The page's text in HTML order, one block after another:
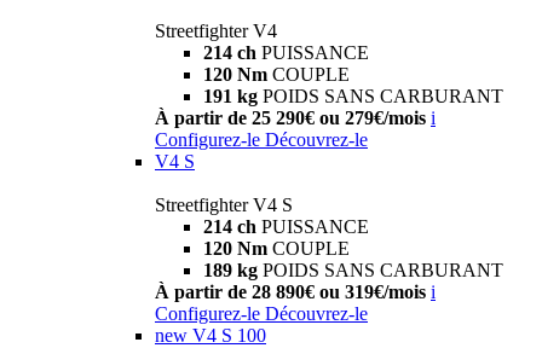
Streetfighter V4
214 ch PUISSANCE
120 Nm COUPLE
191 kg POIDS SANS CARBURANT
À partir de 25 290€ ou 279€/mois i
Configurez-le Découvrez-le
V4 S
Streetfighter V4 S
214 ch PUISSANCE
120 Nm COUPLE
189 kg POIDS SANS CARBURANT
À partir de 28 890€ ou 319€/mois i
Configurez-le Découvrez-le
new V4 S 100